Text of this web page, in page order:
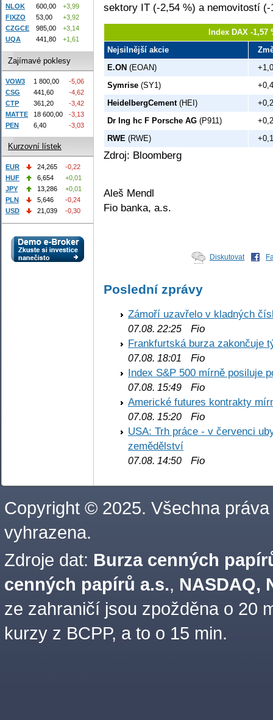
sektory IT (-2,54 %) a nemovitostí (-
Index DAX -1,57
Nejsilnější akcie
E.ON (EOAN)
Symrise (SY1)
HeidelbergCement(HEI)
Dr Ing hc F Porsche AG (P911)
RWE (RWE)
Zdroj: Bloomberg
Aleš Mendl
Fio banka, a.s.
Diskutovat
Poslední zprávy
Zámoří uzavřelo v kladných
07.08. 22:25 Fio
Frankfurtská burza zakončuje
07.08. 18:01
Fio
Index S&P 500 mírně posiluje
07.08. 15:49 Fio
Americké futures kontrakty
07.08. 15:20 Fio
USA: Trh práce - v červenci
zemědělství
07.08. 14:50 Fio
NLOK
600,00
+3,99
FIXZO
53,00
+3,92
CZGCE
985,00
+3,14
UQA
441,80 +1,61
Zajímavé poklesy
VOW3 1 800,00
-5,06
CSG
441,60
-4,62
CTP
361,20
-3,42
MATTE
18 600,00
-3,13
PEN
6,40 -3,03
Kurzovní lístek
EUR 24,265
-0,22
HUF
6,654
+0,01
JPY
13,286
+0,01
PLN
5,646
-0,24
USD
21,039 -0,30
Copyright © 2025. Všechna práva
vyhrazena.
Zdroje dat: Burza cenných
cenných papírů a.s., NASDAQ,
ze zahraničí jsou zpožděna o 20
kurzy z BCPP, a to o 15 min.